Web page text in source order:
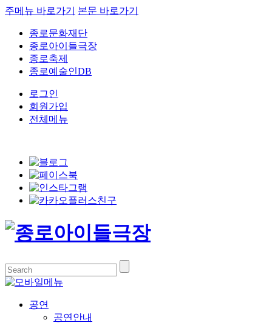
주메뉴 바로가기 본문 바로가기
종로문화재단
종로아이들극장
종로축제
종로예술인DB
로그인
회원가입
전체메뉴
공연
공연안내